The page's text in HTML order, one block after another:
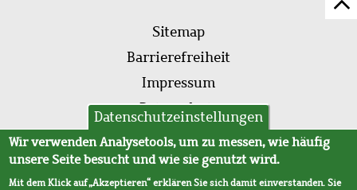
Fußleistenmenü
Sitemap
Barrierefreiheit
Impressum
Datenschutz
AVB
Datenschutzeinstellungen
Wir verwenden Analysetools, um zu messen, wie häufig
unsere Seite besucht und wie sie genutzt wird.
Mit dem Klick auf „Akzeptieren“ erklären Sie sich damit einverstanden. Sie